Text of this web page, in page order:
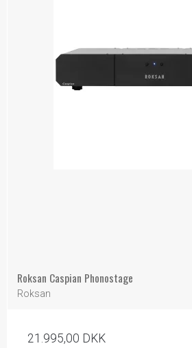
Roksan Caspian Phonostage
Roksan
21.995,00 DKK